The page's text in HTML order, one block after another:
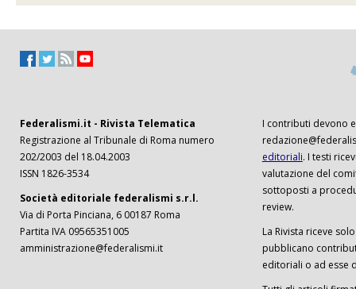
Federalismi.it - Rivista Telematica
Registrazione al Tribunale di Roma numero
202/2003 del 18.04.2003
ISSN 1826-3534
Società editoriale federalismi s.r.l.
Via di Porta Pinciana, 6 00187 Roma
Partita IVA 09565351005
amministrazione@federalismi.it
I contributi devono
editoriali. I testi
valutazione del
sottoposti a
review.
La Rivista riceve
pubblicano
editoriali o ad esse